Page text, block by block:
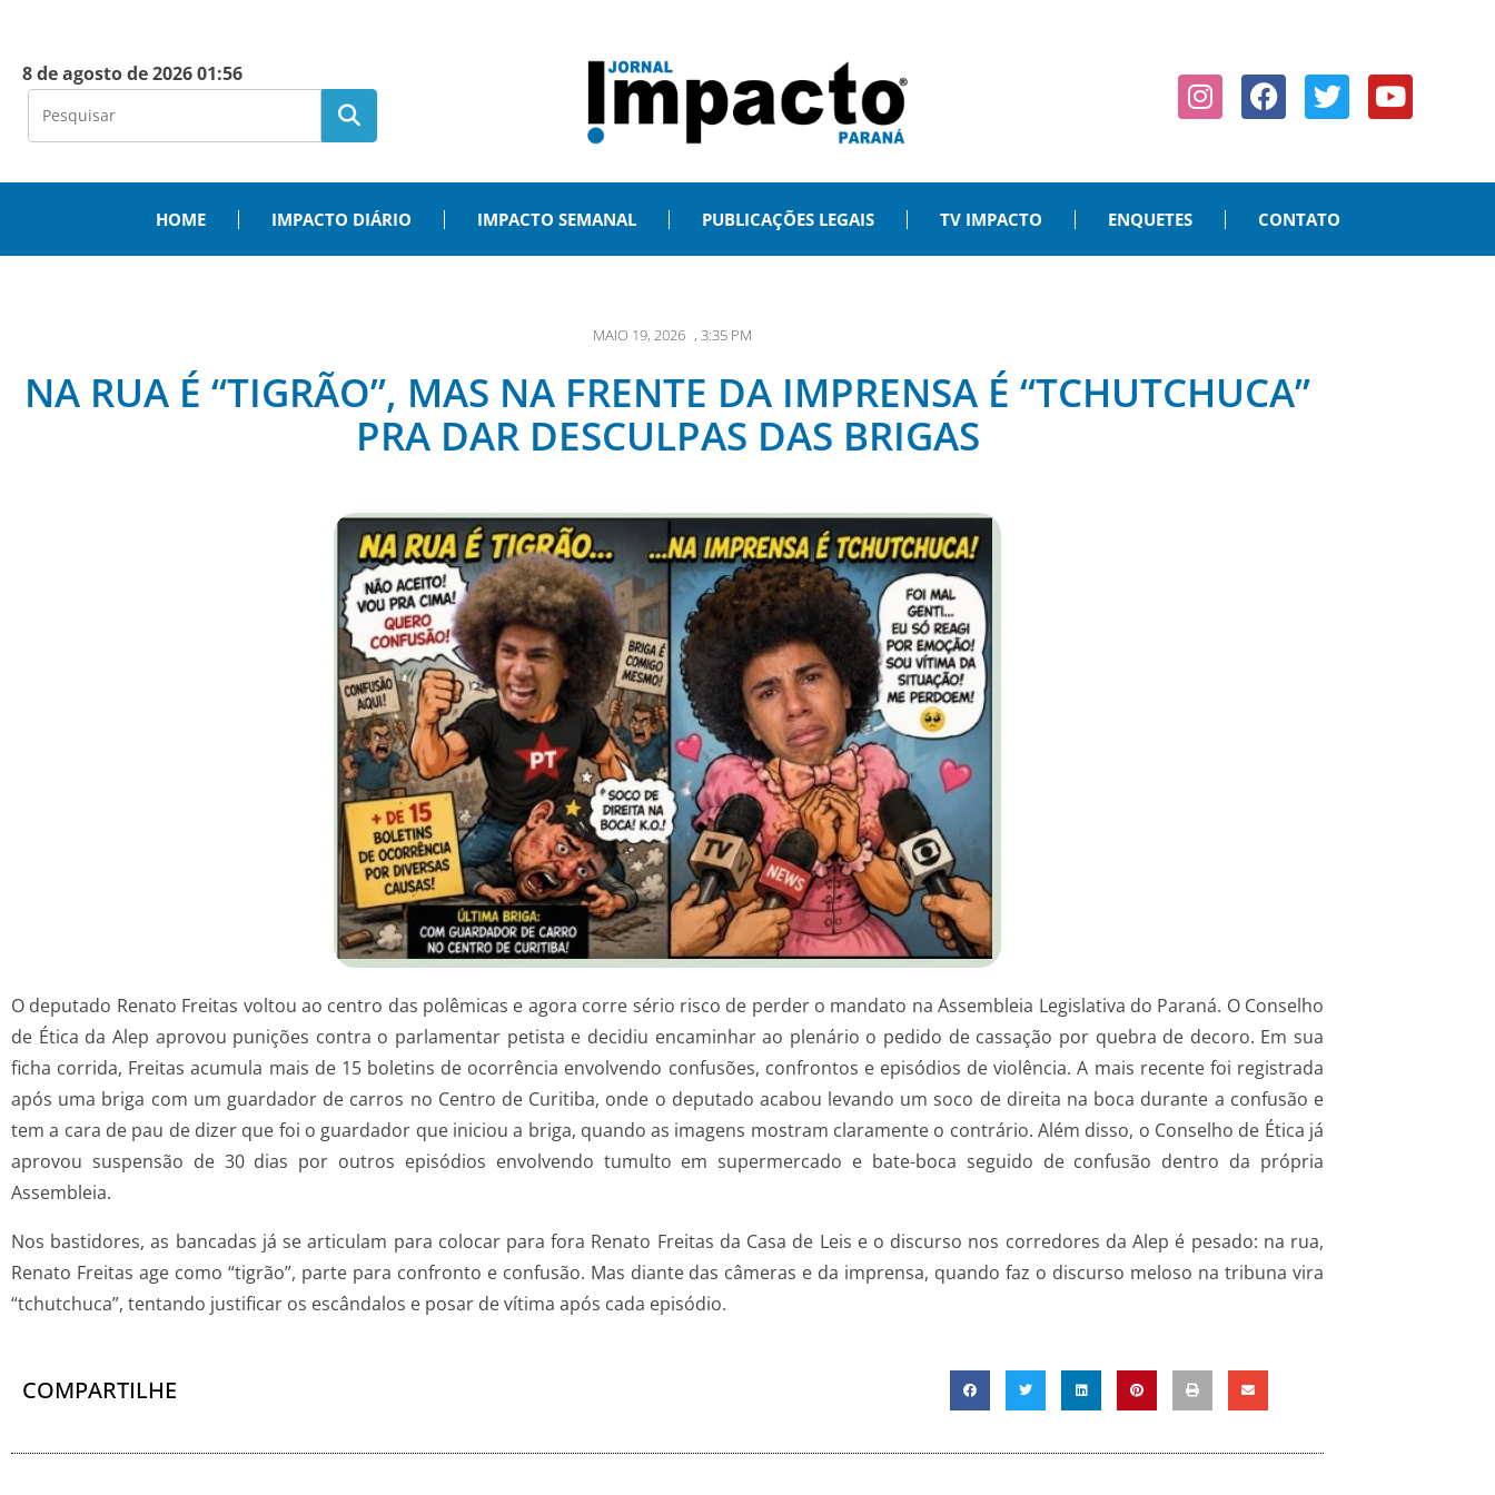
8 de agosto de 2026 01:56
HOME IMPACTO DIÁRIO IMPACTO SEMANAL PUBLICAÇÕES LEGAIS TV IMPACTO ENQUETES CONTATO
MAIO 19, 2026 , 3:35 PM
NA RUA É “TIGRÃO”, MAS NA FRENTE DA IMPRENSA É “TCHUTCHUCA”
PRA DAR DESCULPAS DAS BRIGAS
O deputado Renato Freitas voltou ao centro das polêmicas e agora corre sério risco de perder o mandato na Assembleia Legislativa do Paraná. O Conselho
de Ética da Alep aprovou punições contra o parlamentar petista e decidiu encaminhar ao plenário o pedido de cassação por quebra de decoro. Em sua
ficha corrida, Freitas acumula mais de 15 boletins de ocorrência envolvendo confusões, confrontos e episódios de violência. A mais recente foi registrada
após uma briga com um guardador de carros no Centro de Curitiba, onde o deputado acabou levando um soco de direita na boca durante a confusão e
tem a cara de pau de dizer que foi o guardador que iniciou a briga, quando as imagens mostram claramente o contrário. Além disso, o Conselho de Ética já
aprovou suspensão de 30 dias por outros episódios envolvendo tumulto em supermercado e bate-boca seguido de confusão dentro da própria
Assembleia.
Nos bastidores, as bancadas já se articulam para colocar para fora Renato Freitas da Casa de Leis e o discurso nos corredores da Alep é pesado: na rua,
Renato Freitas age como “tigrão”, parte para confronto e confusão. Mas diante das câmeras e da imprensa, quando faz o discurso meloso na tribuna vira
“tchutchuca”, tentando justificar os escândalos e posar de vítima após cada episódio.
COMPARTILHE